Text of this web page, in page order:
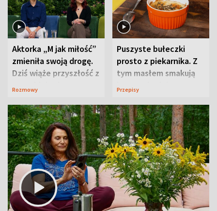
Aktorka „M jak miłość”
zmieniła swoją drogę.
Dziś wiąże przyszłość z
neurobiologią
Rozmowy
Puszyste bułeczki
prosto z piekarnika. Z
tym masłem smakują
jeszcze lepiej
Przepisy